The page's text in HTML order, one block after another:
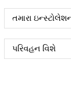
તમારા
પરિવહન વિશે